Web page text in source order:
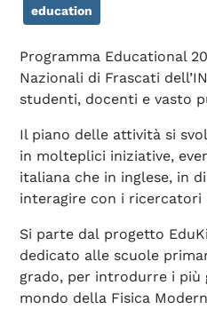
education
Programma Educational
Nazionali di Frascati
studenti, docenti e vasto
Il piano delle attività si
in molteplici iniziative,
italiana che in inglese, in
interagire con i ricercatori
Si parte dal progetto
dedicato alle scuole
grado, per introdurre i più
mondo della Fisica